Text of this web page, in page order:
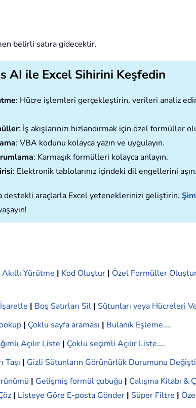
belirli satıra gidecektir.
AI ile Excel Sihirini Keşfedin
: Hücre işlemleri gerçekleştirin, verileri analiz
: İş akışlarınızı hızlandırmak için özel formüller
: VBA kodunu kolayca yazın ve uygulayın.
: Karmaşık formülleri kolayca anlayın.
: Elektronik tablolarınız içindeki dil engellerini aşın.
destekli araçlarla Excel yeteneklerinizi geliştirin.
Akıllı Yürütme | Kod Oluştur | Özel Formüller
| Boş Satırları Sil | Sütunları veya Hücreleri
| Çoklu sayfa araması | Bulanık Eşleme....
Açılır Liste | Çoklu seçimli Açılır Liste....
Taşı | Gizli Sütunların Görünürlük Durumunu
| Gelişmiş formül çubuğu | Çalışma Kitabı &
| Listeye Göre E-posta Gönder | Süper Filtre |